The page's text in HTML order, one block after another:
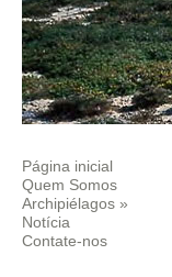
Página inicial
Quem Somos
Archipiélagos »
Notícia
Contate-nos